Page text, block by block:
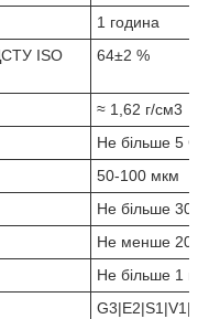
1 година
ISO
64±2 %
≈ 1,62 г/см3
Не більше 5
50-100 мкм
Не більше 30
Не менше 200
Не більше 1
G3|E2|S1 |V1 |W